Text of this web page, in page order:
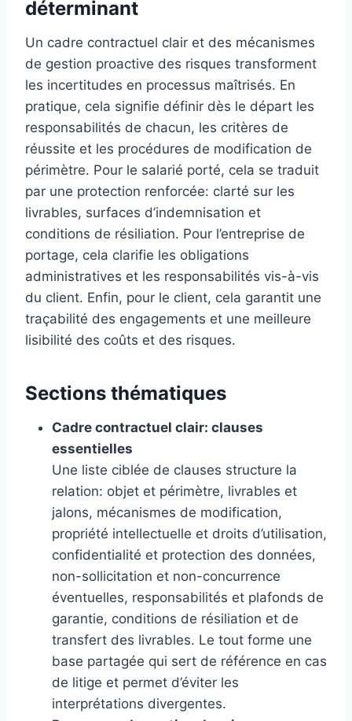
déterminant
Un cadre contractuel clair et des mécanismes
de gestion proactive des risques transforment
les incertitudes en processus maîtrisés. En
pratique, cela signifie définir dès le départ les
responsabilités de chacun, les critères de
réussite et les procédures de modification de
périmètre. Pour le salarié porté, cela se traduit
par une protection renforcée: clarté sur les
livrables, surfaces d’indemnisation et
conditions de résiliation. Pour l’entreprise de
portage, cela clarifie les obligations
administratives et les responsabilités vis-à-vis
du client. Enfin, pour le client, cela garantit une
traçabilité des engagements et une meilleure
lisibilité des coûts et des risques.
Sections thématiques
Cadre contractuel clair: clauses
essentielles
Une liste ciblée de clauses structure la
relation: objet et périmètre, livrables et
jalons, mécanismes de modification,
propriété intellectuelle et droits d’utilisation,
confidentialité et protection des données,
non-sollicitation et non-concurrence
éventuelles, responsabilités et plafonds de
garantie, conditions de résiliation et de
transfert des livrables. Le tout forme une
base partagée qui sert de référence en cas
de litige et permet d’éviter les
interprétations divergentes.